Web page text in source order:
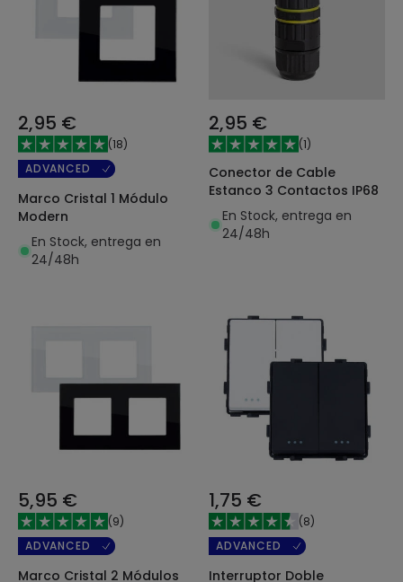
2,95 €
(18)
ADVANCED
Marco Cristal 1 Módulo
Modern
En Stock, entrega en
24/48h
2,95 €
(1)
Conector de Cable
Estanco 3 Contactos IP68
En Stock, entrega en
24/48h
5,95 €
(9)
ADVANCED
Marco Cristal 2 Módulos
1,75 €
(8)
ADVANCED
Interruptor Doble